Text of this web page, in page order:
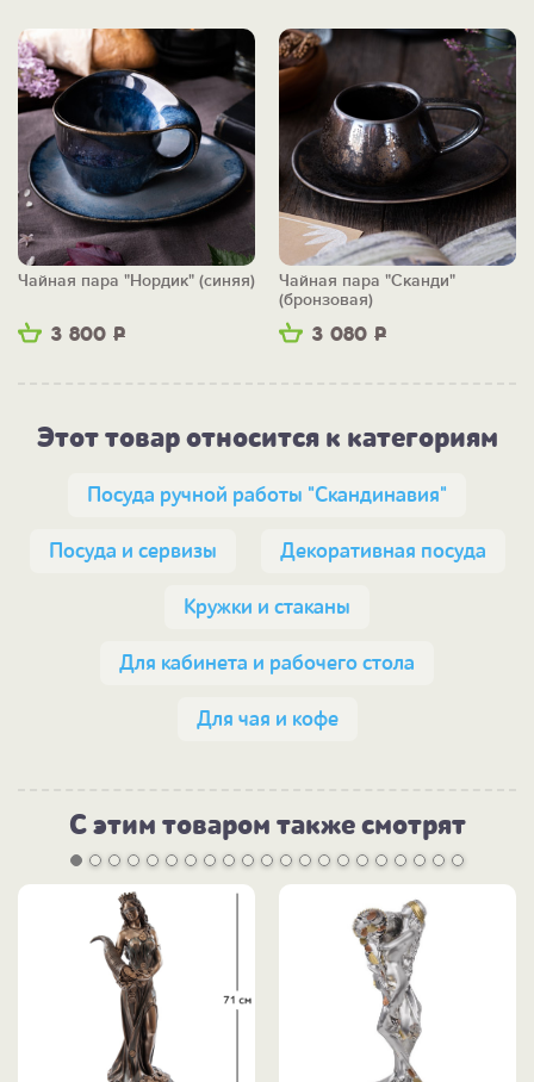
3 800 Р
Чайная пара "Нордик" (синяя)
3 080 Р
Чайная пара "Сканди"
(бронзовая)
Этот товар относится к категориям
Посуда ручной работы "Скандинавия"
Посуда и сервизы Декоративная посуда
Кружки и стаканы
Для кабинета и рабочего стола
Для чая и кофе
С этим товаром также смотрят